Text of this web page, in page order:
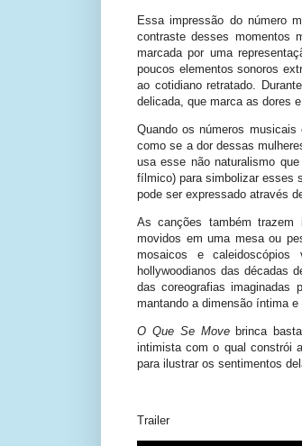
Essa impressão do número
contraste desses momentos
marcada por uma
poucos elementos sonoros
ao cotidiano retratado.
delicada, que marca as dores
Quando os números
como se a dor dessas
usa esse não naturalismo
fílmico) para simbolizar esses
pode ser expressado através
As canções também trazem
movidos em uma mesa ou
mosaicos e
hollywoodianos das décadas
das coreografias imaginadas
mantando a dimensão íntima
O Que Se Move brinca
intimista com o qual constrói
para ilustrar os sentimentos
Trailer